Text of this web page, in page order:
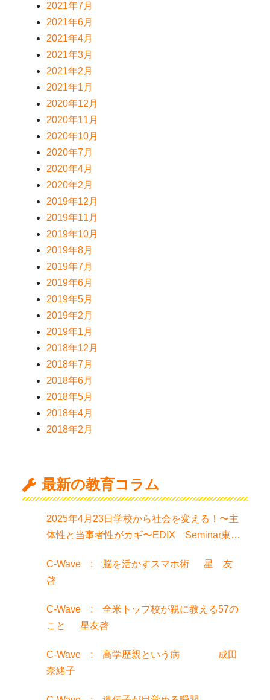
2021年7月
2021年6月
2021年4月
2021年3月
2021年2月
2021年1月
2020年12月
2020年11月
2020年10月
2020年7月
2020年4月
2020年2月
2019年12月
2019年11月
2019年10月
2019年8月
2019年7月
2019年6月
2019年5月
2019年2月
2019年1月
2018年12月
2018年7月
2018年6月
2018年5月
2018年4月
2018年2月
最新の教育コラム
2025年4月23日学校から社会を変える！〜主
体性と当事者性がカギ〜EDIX Seminar東京
C-Wave : 脳を活かすスマホ術 星 友
啓
C-Wave : 全米トップ校が親に教える57の
こと 星友啓
C-Wave : 高学歴親という病 成田
奈緒子